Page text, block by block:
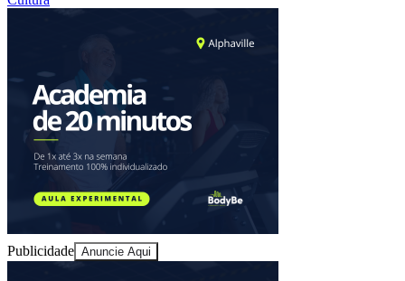
Publicidade Anuncie Aqui